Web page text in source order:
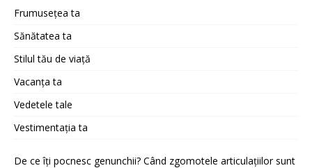
Frumusețea ta
Sănătatea ta
Stilul tău de viață
Vacanța ta
Vedetele tale
Vestimentația ta
De ce îți pocnesc genunchii? Când zgomotele articulațiilor sunt